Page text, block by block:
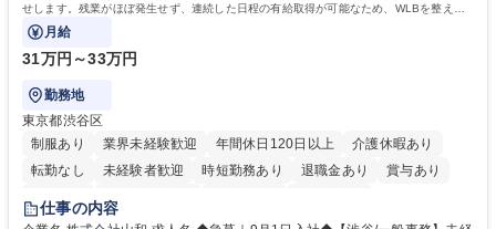
せします。残業がほぼ発生せず、連続した日程の有給取得が可能なため、WLBを整えた
い方にお勧めの環境です！
月給
31万円～33万円
勤務地
東京都渋谷区
制服あり
業界未経験歓迎 年間休日120日以上
介護休暇あり
転勤なし
未経験者歓迎 時短勤務あり 退職金あり
賞与あり
育休あり
完全週休2日制
仕事の内容